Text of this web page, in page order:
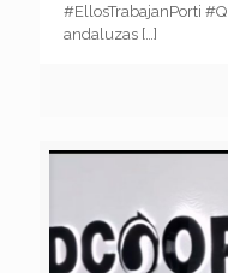
#EllosTrabajanPorti
andaluzas […]